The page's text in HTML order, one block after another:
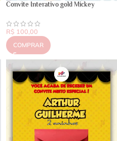
Convite Interativo gold Mickey
R$ 100,00
COMPRAR